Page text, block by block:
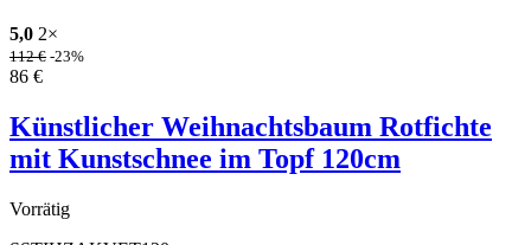
5,0 2×
112€ -23%
86 €
Künstlicher Weihnachtsbaum Rotfichte
mit Kunstschnee im Topf 120cm
Vorrätig